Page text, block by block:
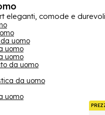
eleganti, comode e
scarpe formali, troverai
dai derby agli slip on.
uomo
uomo
uomo
da uomo
da uomo
uomo